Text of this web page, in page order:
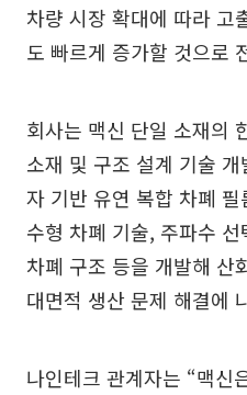
차량 시장 확대에 따라 고
도 빠르게 증가할 것으로
회사는 맥신 단일 소재의
소재 및 구조 설계 기술
자 기반 유연 복합 차폐
수형 차폐 기술, 주파수
차폐 구조 등을 개발해 산
대면적 생산 문제 해결에
나인테크 관계자는 “맥신